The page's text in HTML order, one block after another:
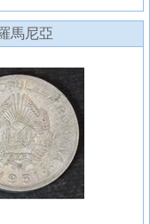
馬尼亞